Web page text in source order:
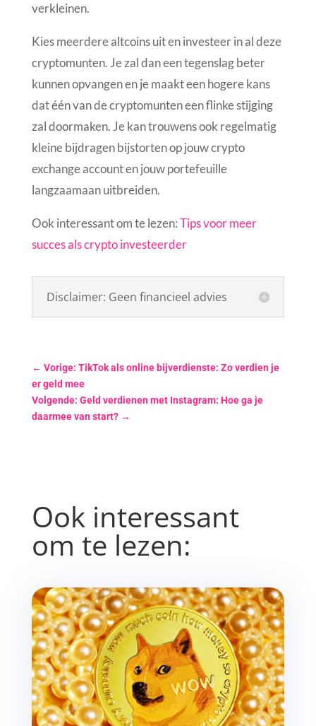
verkleinen.
Kies meerdere altcoins uit en investeer in al deze
cryptomunten. Je zal dan een tegenslag beter
kunnen opvangen en je maakt een hogere kans
dat één van de cryptomunten een flinke stijging
zal doormaken. Je kan trouwens ook regelmatig
kleine bijdragen bijstorten op jouw crypto
exchange account en jouw portefeuille
langzaamaan uitbreiden.
Ook interessant om te lezen:Tips voor meer
succes als crypto investeerder
Disclaimer: Geen financieel advies
← Vorige: TikTok als online bijverdienste: Zo verdien je
er geld mee
Volgende: Geld verdienen met Instagram: Hoe ga je
daarmee van start?→
Ook interessant
om te lezen: